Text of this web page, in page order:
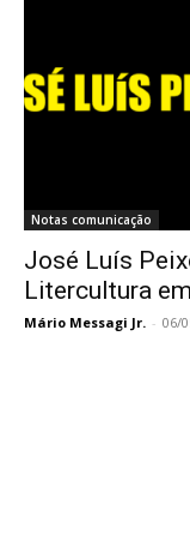
Notas comunicação
José Luís
Litercultura
Mário Messagi Jr. - 06/